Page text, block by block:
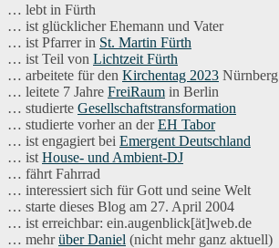
… lebt in Fürth
… ist glücklicher Ehemann und Vater
… ist Pfarrer in St. Martin Fürth
… ist Teil von Lichtzeit Fürth
… arbeitete für den Kirchentag 2023 Nürnberg
… leitete 7 Jahre FreiRaum in Berlin
… studierte Gesellschaftstransformation
… studierte vorher an derEH Tabor
… ist engagiert bei Emergent Deutschland
… ist House- und Ambient-DJ
… fährt Fahrrad
… interessiert sich für Gott und seine Welt
… starte dieses Blog am 27. April 2004
… ist erreichbar: ein.augenblick[ät]web.de
… mehrüber Daniel (nicht mehr ganz aktuell)